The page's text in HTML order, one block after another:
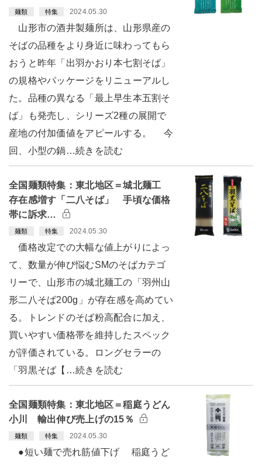
麺類 特集 2024.05.30
山形市の酒井製麺所は、山形県産の
そばの品種をより身近に味わってもら
おうと昨年「出羽かおり本七割そば」
の規格やパッケージをリニューアルし
た。品種の異なる「最上早生本五割そ
ば」も発売し、シリーズ2種の展開で
産地の付加価値をアピールする。 今
回、小型の鍋…続きを読む
全国麺類特集：東北地区＝城北麺工
存在感増す「二八そば」 手頃な価格
帯に訴求…
麺類 特集 2024.05.30
価格改定での大幅な値上がりによっ
て、数量が伸び悩むSMのそばカテゴ
リーで、山形市の城北麺工の「羽州山
形二八そば200g」が存在感を高めてい
る。トレンドのそば粉高配合に加え、
買いやすい価格帯を維持したスペック
が評価されている。ロングセラーの
「羽黒そば【…続きを読む
全国麺類特集：東北地区＝稲庭うどん
小川 輸出伸び売上げの15％
麺類 特集 2024.05.30
●短い麺で売れ筋値下げ 稲庭うど